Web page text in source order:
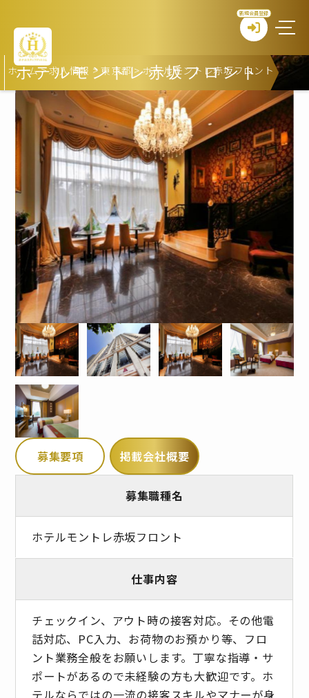
新規会員登録
ホテルモントレ赤坂フロント
ホーム>求人情報 >東京都>ホテルモントレ赤坂フロント
募集要項 掲載会社概要
募集職種名
ホテルモントレ赤坂フロント
仕事内容
チェックイン、アウト時の接客対応。その他電
話対応、PC入力、お荷物のお預かり等、フロ
ント業務全般をお願いします。丁寧な指導・サ
ポートがあるので未経験の方も大歓迎です。ホ
テルならではの一流の接客スキルやマナーが身